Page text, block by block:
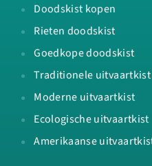
Doodskist kopen
Rieten doodskist
Goedkope doodskist
Traditionele uitvaartkist
Moderne uitvaartkist
Ecologische uitvaartkist
Amerikaanse